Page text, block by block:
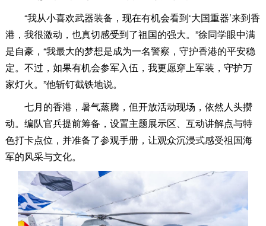
“我从小喜欢武器装备，现在有机会看到‘大国重器’来到香
港，我很激动，也真切感受到了祖国的强大。”徐同学眼中满
是自豪，“我最大的梦想是成为一名警察，守护香港的平安稳
定。不过，如果有机会参军入伍，我更愿穿上军装，守护万
家灯火。”他斩钉截铁地说。
七月的香港，暑气蒸腾，但开放活动现场，依然人头攒
动。编队官兵提前筹备，设置主题展示区、互动讲解点与特
色打卡点位，并准备了参观手册，让观众沉浸式感受祖国海
军的风采与文化。